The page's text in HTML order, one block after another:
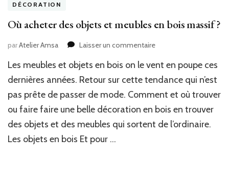
DÉCORATION
Où acheter des objets et meubles en bois massif ?
parAtelier Amsa Laisser un commentairesur
acheter
des
et
meubles
en
bois
Les meubles et objets en bois on le vent en poupe ces
dernières années. Retour sur cette tendance qui n’est
pas prête de passer de mode. Comment et où trouver
ou faire faire une belle décoration en bois en trouver
des objets et des meubles qui sortent de l’ordinaire.
Les objets en bois Et pour …